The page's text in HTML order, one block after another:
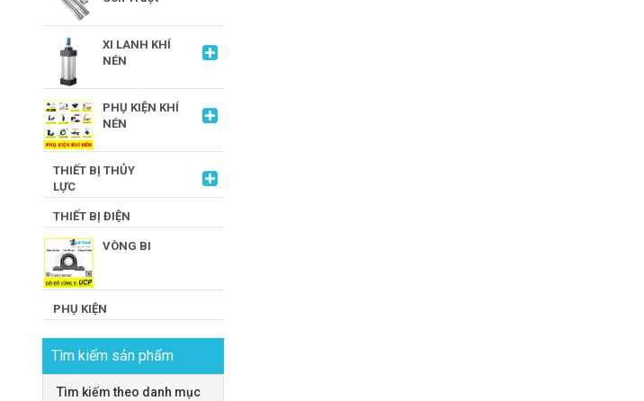
XI LANH KHÍ
NÉN
PHỤ KIỆN KHÍ
NÉN
THIẾT BỊ THỦY
LỰC
THIẾT BỊ ĐIỆN
VÒNG BI
PHỤ KIỆN
Tìm kiếm sản phẩm
Tìm kiếm theo danh mục